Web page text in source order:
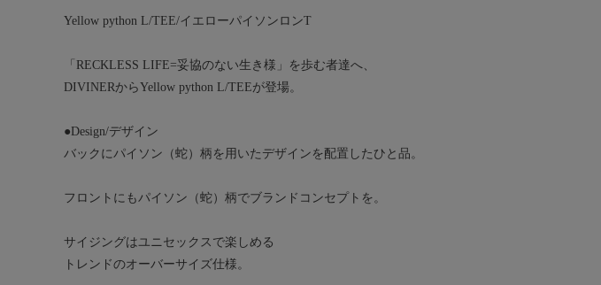
Yellow python L/TEE/イエローパイソンロンT
「RECKLESS LIFE=妥協のない生き様」を歩む者達へ、
DIVINERからYellow python L/TEEが登場。
●Design/デザイン
バックにパイソン（蛇）柄を用いたデザインを配置したひと品。
フロントにもパイソン（蛇）柄でブランドコンセプトを。
サイジングはユニセックスで楽しめる
トレンドのオーバーサイズ仕様。